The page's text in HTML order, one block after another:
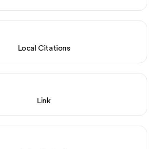
Local Citations
Link